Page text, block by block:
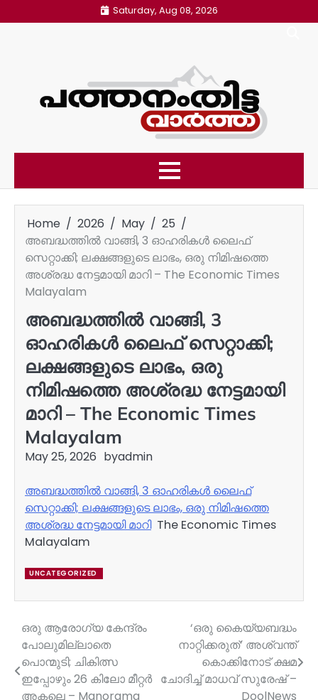
to
Saturday, Aug 08, 2026
Home 2026 May
25
അബദ്ധത്തിൽ വാങ്ങി, 3 ഓഹരികൾ ലൈഫ്
സെറ്റാക്കി; ലക്ഷങ്ങളുടെ ലാഭം, ഒരു നിമിഷത്തെ
അശ്രദ്ധ നേട്ടമായി മാറി – The Economic Times
Malayalam
അബദ്ധത്തിൽ വാങ്ങി, 3
ഓഹരികൾ ലൈഫ് സെറ്റാക്കി;
ലക്ഷങ്ങളുടെ ലാഭം, ഒരു
നിമിഷത്തെ അശ്രദ്ധ നേട്ടമായി
മാറി – The Economic Times
Malayalam
May 25, 2026 byadmin
അബദ്ധത്തിൽ വാങ്ങി, 3 ഓഹരികൾ ലൈഫ്
സെറ്റാക്കി; ലക്ഷങ്ങളുടെ ലാഭം, ഒരു നിമിഷത്തെ
അശ്രദ്ധ നേട്ടമായി മാറിThe Economic Times
Malayalam
UNCATEGORIZED
Post
navigation
ഒരു ആരോഗ്യ കേന്ദ്രം
പോലുമില്ലാതെ
പൊന്മുടി; ചികിത്സ
ഇപ്പോഴും 26 കിലോ മീറ്റർ
അകലെ – Manorama
‘ഒരു കൈയ്യബദ്ധം
നാറ്റിക്കരുത്’ അശ്വന്ത്
കൊക്കിനോട് ക്ഷമ
ചോദിച്ച് മാധവ് സുരേഷ് –
DoolNews